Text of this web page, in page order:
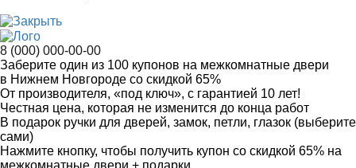
8 (000) 000-00-00
Заберите один из 100 купонов на межкомнатные двери
в Нижнем Новгороде со скидкой 65%
От производителя, «под ключ», с гарантией 10 лет!
Честная цена, которая не изменится до конца работ
В подарок ручки для дверей, замок, петли, глазок (выберите
сами)
Нажмите кнопку, чтобы получить купон со скидкой 65% на
межкомнатные двери + подарки